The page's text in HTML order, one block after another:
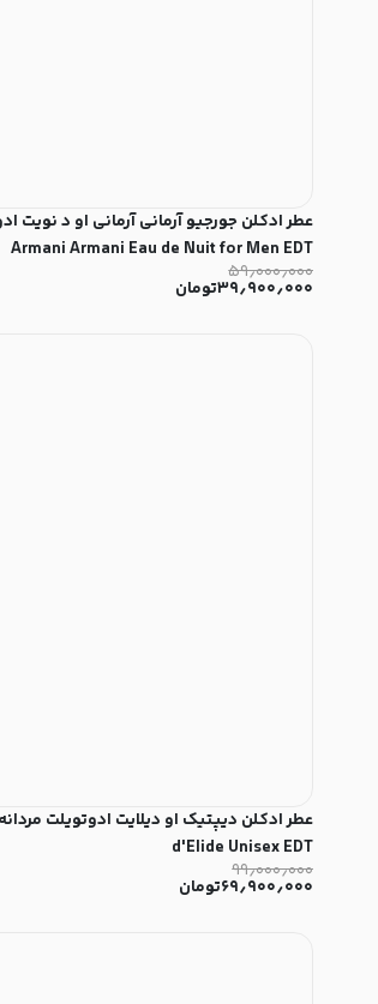
Armani Armani Eau de Nuit for Men EDT
۵۹٫۰۰۰٫۰۰۰
۳۹٫۹۰۰٫۰۰۰تومان
d'Elide Unisex EDT
۹۹٫۰۰۰٫۰۰۰
۶۹٫۹۰۰٫۰۰۰تومان